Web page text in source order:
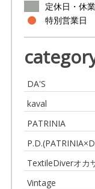
定休日・休
特別営業日
DA'S
kaval
PATRINIA
TextileDiverオカ
Vintage